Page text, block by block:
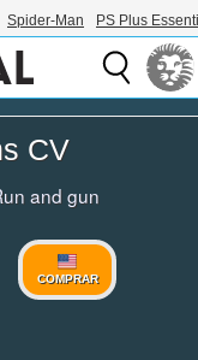
Spider-Man PS Plus
CV
and gun
COMPRAR